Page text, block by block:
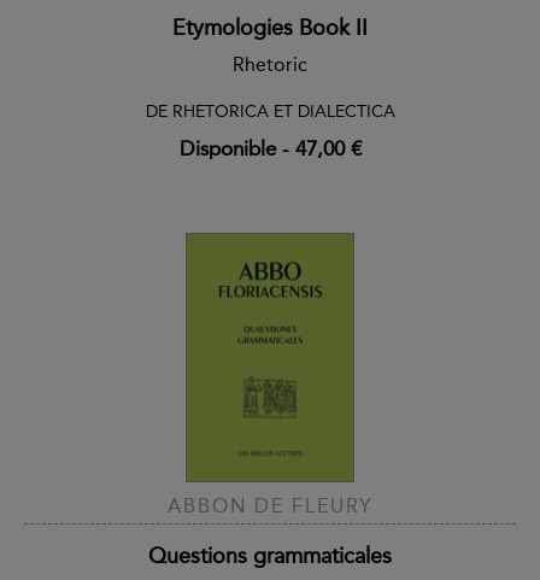
Etymologies Book II
Rhetoric
DE RHETORICA ET DIALECTICA
Disponible- 47,00 €
ABBON DE FLEURY
Questions grammaticales